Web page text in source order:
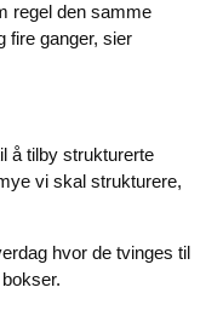
regel den samme
fire ganger, sier
å tilby strukturerte
vi skal strukturere,
hvor de tvinges til